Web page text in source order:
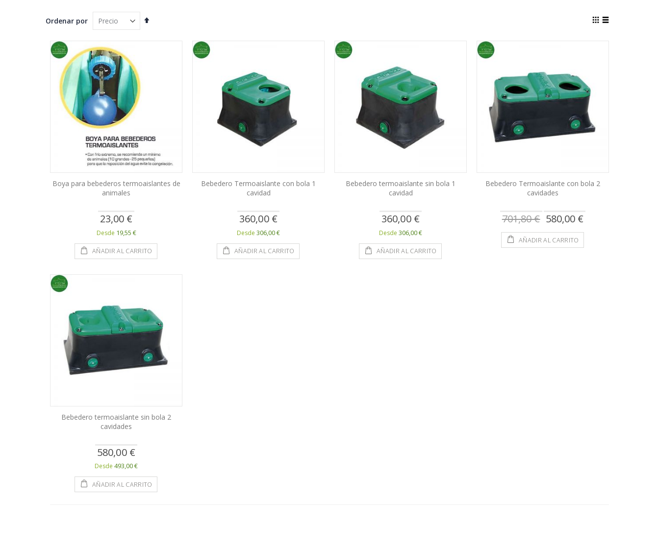
Ver
Ordenar por
Fijar
Boya para bebederos termoaislantes de
animales
23,00 €
Desde 19,55 €
AÑADIR AL CARRITO
Bebedero Termoaislante con bola 1
cavidad
360,00 €
Desde 306,00 €
AÑADIR AL CARRITO
Bebedero termoaislante sin bola 1
cavidad
360,00 €
Desde 306,00 €
AÑADIR AL CARRITO
Bebedero Termoaislante con bola 2
cavidades
701,80 €
Precio
especial
580,00 €
AÑADIR AL CARRITO
Bebedero termoaislante sin bola 2
cavidades
580,00 €
Desde 493,00 €
AÑADIR AL CARRITO